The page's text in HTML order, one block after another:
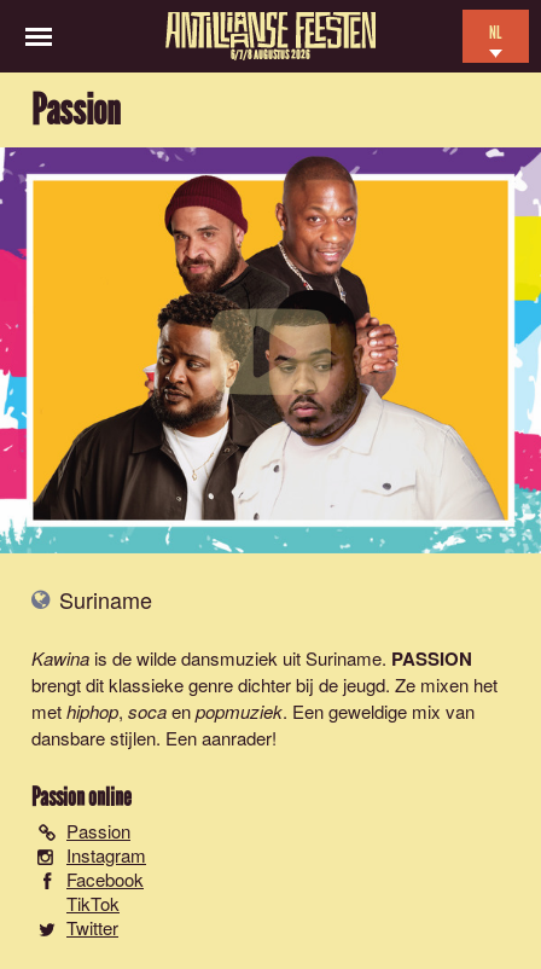
6/7/8 AUGUSTUS 2026
NL
FR
Passion
Suriname
Kawina is de wilde dansmuziek uit Suriname. PASSION
brengt dit klassieke genre dichter bij de jeugd. Ze mixen het
methiphop, socaenpopmuziek. Een geweldige mix van
dansbare stijlen. Een aanrader!
Passiononline
Passion
Instagram
Facebook
TikTok
Twitter